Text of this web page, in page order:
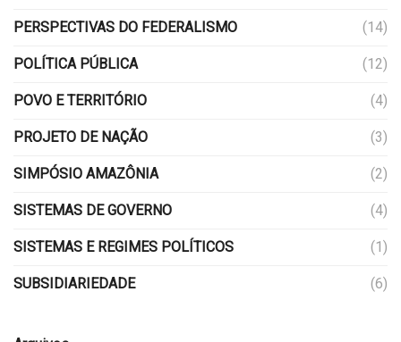
PERSPECTIVAS DO FEDERALISMO (14)
POLÍTICA PÚBLICA (12)
POVO E TERRITÓRIO (4)
PROJETO DE NAÇÃO (3)
SIMPÓSIO AMAZÔNIA (2)
SISTEMAS DE GOVERNO (4)
SISTEMAS E REGIMES POLÍTICOS (1)
SUBSIDIARIEDADE (6)